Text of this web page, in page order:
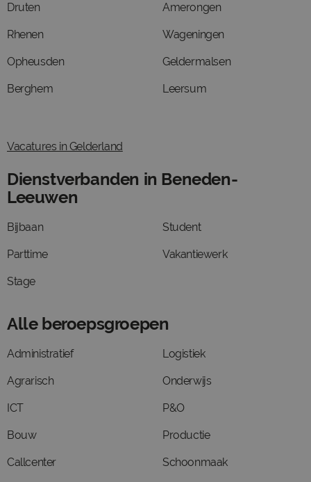
Druten
Rhenen
Opheusden
Berghem
Amerongen
Wageningen
Geldermalsen
Leersum
Vacatures in Gelderland
Dienstverbanden in Beneden-
Leeuwen
Bijbaan
Parttime
Stage
Student
Vakantiewerk
Alle beroepsgroepen
Administratief
Agrarisch
ICT
Bouw
Callcenter
Logistiek
Onderwijs
P&O
Productie
Schoonmaak